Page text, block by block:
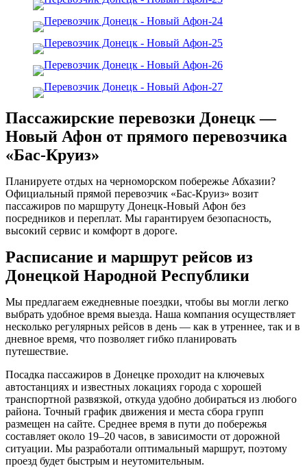
Пассажирские перевозки Донецк —
Новый Афон от прямого перевозчика
«Бас-Круиз»
Планируете отдых на черноморском побережье Абхазии?
Официальный прямой перевозчик «Бас-Круиз» возит
пассажиров по маршруту Донецк-Новый Афон без
посредников и переплат. Мы гарантируем безопасность,
высокий сервис и комфорт в дороге.
Расписание и маршрут рейсов из
Донецкой Народной Республики
Мы предлагаем ежедневные поездки, чтобы вы могли легко
выбрать удобное время выезда. Наша компания осуществляет
несколько регулярных рейсов в день — как в утреннее, так и в
дневное время, что позволяет гибко планировать
путешествие.
Посадка пассажиров в Донецке проходит на ключевых
автостанциях и известных локациях города с хорошей
транспортной развязкой, откуда удобно добираться из любого
района. Точный график движения и места сбора групп
размещен на сайте. Среднее время в пути до побережья
составляет около 19–20 часов, в зависимости от дорожной
ситуации. Мы разработали оптимальный маршрут, поэтому
проезд будет быстрым и неутомительным.